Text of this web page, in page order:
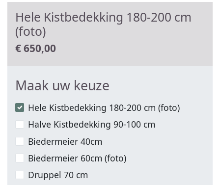
Hele Kistbedekking 180-200 cm
(foto)
€650,00
Maak uw keuze
Hele Kistbedekking 180-200 cm (foto)
Halve Kistbedekking 90-100 cm
Biedermeier 40cm
Biedermeier 60cm (foto)
Druppel 70 cm